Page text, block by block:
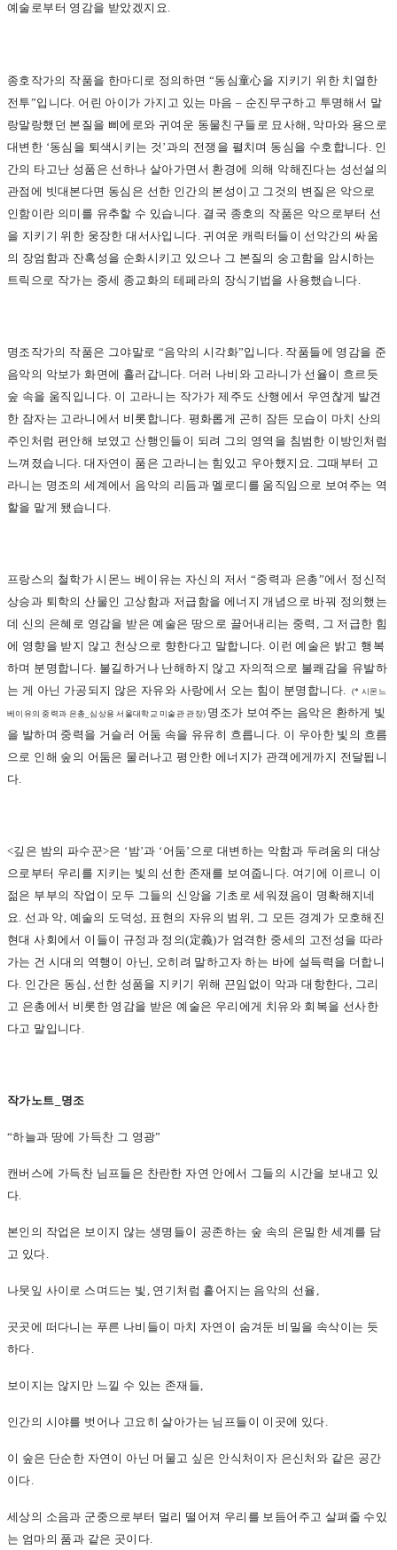
예술로부터 영감을 받았겠지요.
종호작가의 작품을 한마디로 정의하면 “동심童心을 지키기 위한 치열한
전투”입니다. 어린 아이가 가지고 있는 마음 – 순진무구하고 투명해서 말
랑말랑했던 본질을 삐에로와 귀여운 동물친구들로 묘사해, 악마와 용으로
대변한 ‘동심을 퇴색시키는 것’과의 전쟁을 펼치며 동심을 수호합니다. 인
간의 타고난 성품은 선하나 살아가면서 환경에 의해 악해진다는 성선설의
관점에 빗대본다면 동심은 선한 인간의 본성이고 그것의 변질은 악으로
인함이란 의미를 유추할 수 있습니다. 결국 종호의 작품은 악으로부터 선
을 지키기 위한 웅장한 대서사입니다. 귀여운 캐릭터들이 선악간의 싸움
의 장엄함과 잔혹성을 순화시키고 있으나 그 본질의 숭고함을 암시하는
트릭으로 작가는 중세 종교화의 테페라의 장식기법을 사용했습니다.
명조작가의 작품은 그야말로 “음악의 시각화”입니다. 작품들에 영감을 준
음악의 악보가 화면에 흘러갑니다. 더러 나비와 고라니가 선율이 흐르듯
숲 속을 움직입니다. 이 고라니는 작가가 제주도 산행에서 우연찮게 발견
한 잠자는 고라니에서 비롯합니다. 평화롭게 곤히 잠든 모습이 마치 산의
주인처럼 편안해 보였고 산행인들이 되려 그의 영역을 침범한 이방인처럼
느껴졌습니다. 대자연이 품은 고라니는 힘있고 우아했지요. 그때부터 고
라니는 명조의 세계에서 음악의 리듬과 멜로디를 움직임으로 보여주는 역
할을 맡게 됐습니다.
프랑스의 철학가 시몬느 베이유는 자신의 저서 “중력과 은총”에서 정신적
상승과 퇴학의 산물인 고상함과 저급함을 에너지 개념으로 바꿔 정의했는
데 신의 은혜로 영감을 받은 예술은 땅으로 끌어내리는 중력, 그 저급한 힘
에 영향을 받지 않고 천상으로 향한다고 말합니다. 이런 예술은 밝고 행복
하며 분명합니다. 불길하거나 난해하지 않고 자의적으로 불쾌감을 유발하
는 게 아닌 가공되지 않은 자유와 사랑에서 오는 힘이 분명합니다.(*시몬느
베이유의 중력과 은총_심상용 서울대학교 미술관 관장) 명조가 보여주는 음악은 환하게 빛
을 발하며 중력을 거슬러 어둠 속을 유유히 흐릅니다. 이 우아한 빛의 흐름
으로 인해 숲의 어둠은 물러나고 평안한 에너지가 관객에게까지 전달됩니
다.
<깊은 밤의 파수꾼>은 ‘밤’과 ‘어둠’으로 대변하는 악함과 두려움의 대상
으로부터 우리를 지키는 빛의 선한 존재를 보여줍니다. 여기에 이르니 이
젊은 부부의 작업이 모두 그들의 신앙을 기초로 세워졌음이 명확해지네
요. 선과 악, 예술의 도덕성, 표현의 자유의 범위, 그 모든 경계가 모호해진
현대 사회에서 이들이 규정과 정의(定義)가 엄격한 중세의 고전성을 따라
가는 건 시대의 역행이 아닌, 오히려 말하고자 하는 바에 설득력을 더합니
다. 인간은 동심, 선한 성품을 지키기 위해 끈임없이 악과 대항한다, 그리
고 은총에서 비롯한 영감을 받은 예술은 우리에게 치유와 회복을 선사한
다고 말입니다.
작가노트_명조
“하늘과 땅에 가득찬 그 영광”
캔버스에 가득찬 님프들은 찬란한 자연 안에서 그들의 시간을 보내고 있
다.
본인의 작업은 보이지 않는 생명들이 공존하는 숲 속의 은밀한 세계를 담
고 있다.
나뭇잎 사이로 스며드는 빛, 연기처럼 흩어지는 음악의 선율,
곳곳에 떠다니는 푸른 나비들이 마치 자연이 숨겨둔 비밀을 속삭이는 듯
하다.
보이지는 않지만 느낄 수 있는 존재들,
인간의 시야를 벗어나 고요히 살아가는 님프들이 이곳에 있다.
이 숲은 단순한 자연이 아닌 머물고 싶은 안식처이자 은신처와 같은 공간
이다.
세상의 소음과 군중으로부터 멀리 떨어져 우리를 보듬어주고 살펴줄 수있
는 엄마의 품과 같은 곳이다.